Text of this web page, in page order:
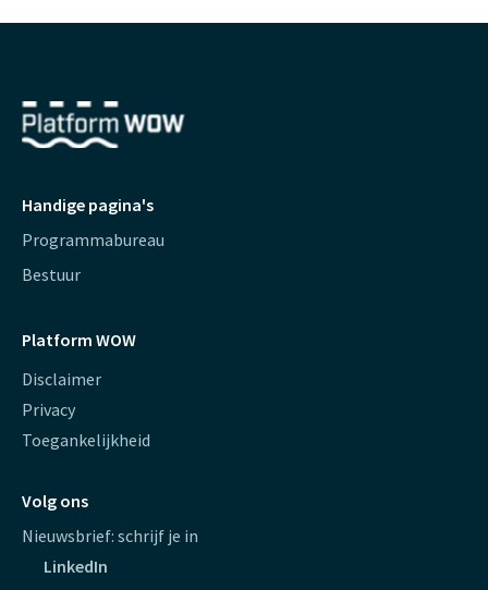
Handige pagina's
Programmabureau
Bestuur
Platform WOW
Disclaimer
Privacy
Toegankelijkheid
Volg ons
Nieuwsbrief: schrijf je in
LinkedIn